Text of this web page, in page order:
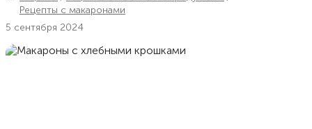
Рецепты с макаронами
5 сентября 2024